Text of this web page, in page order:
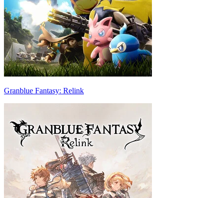
Granblue Fantasy: Relink